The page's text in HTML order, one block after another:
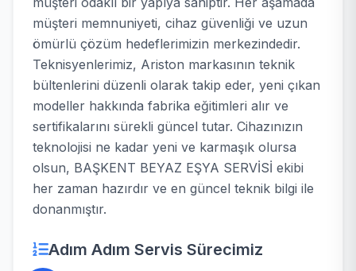
müşteri memnuniyeti, cihaz güvenliği ve uzun
ömürlü çözüm hedeflerimizin merkezindedir.
Teknisyenlerimiz, Ariston markasının teknik
bültenlerini düzenli olarak takip eder, yeni çıkan
modeller hakkında fabrika eğitimleri alır ve
sertifikalarını sürekli güncel tutar. Cihazınızın
teknolojisi ne kadar yeni ve karmaşık olursa
olsun, BAŞKENT BEYAZ EŞYA SERVİSİ ekibi
her zaman hazırdır ve en güncel teknik bilgi ile
donanmıştır.
Adım Adım Servis Sürecimiz